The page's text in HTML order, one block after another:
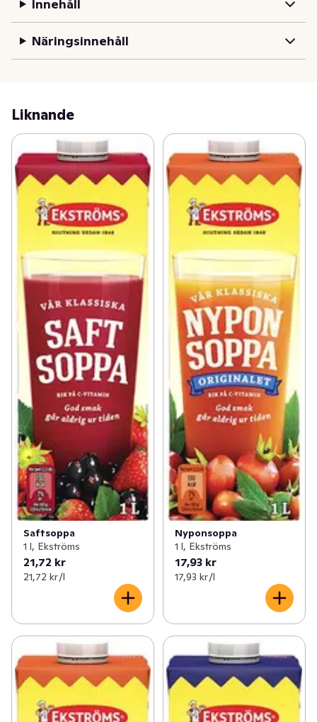
bara njutas som den är blir den en perfekt mättande
klassiker i bekväm 1-litersförpackning som är lika god
varm som kall.
Innehåll
Näringsinnehåll
Liknande
Saftsoppa
1 l, Ekströms
21,72 kr
21,72 kr /l
Nyponsoppa
1 l, Ekströms
17,93 kr
17,93 kr /l